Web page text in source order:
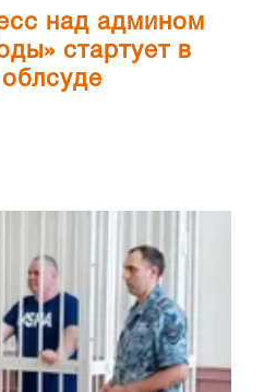
над админом
стартует в